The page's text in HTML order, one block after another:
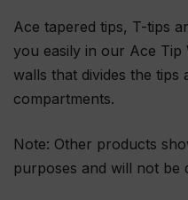
Ace tapered tips, T-tips
you easily in our Ace Tip
walls that divides the tips
compartments.
Note: Other products
purposes and will not be